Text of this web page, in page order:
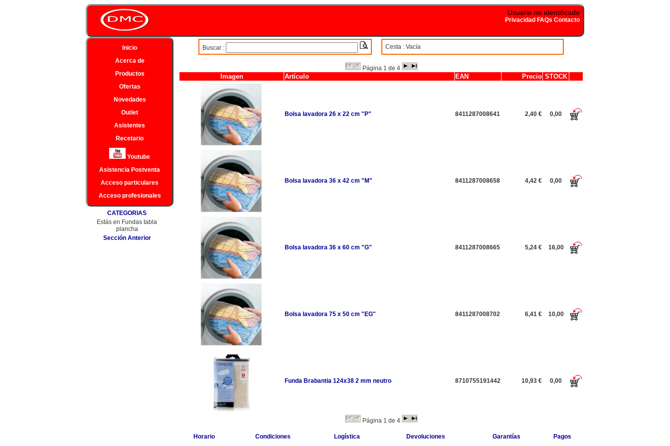
Usuario no identificado
Privacidad FAQs Contacto
Inicio
Acerca de
Productos
Ofertas
Novedades
Outlet
Asistentes
Recetario
Youtube
Asistencia Postventa
Acceso particulares
Acceso profesionales
CATEGORIAS
Estás en Fundas tabla
plancha
Sección Anterior
Buscar : Cesta : Vacía
Página 1 de 4
Imagen Artículo EAN Precio STOCK
Bolsa lavadora 26 x 22 cm "P" 8411287008641 2,40 € 0,00
Bolsa lavadora 36 x 42 cm "M" 8411287008658 4,42 € 0,00
Bolsa lavadora 36 x 60 cm "G" 8411287008665 5,24 € 16,00
Bolsa lavadora 75 x 50 cm "EG" 8411287008702 6,41 € 10,00
Funda Brabantia 124x38 2 mm neutro 8710755191442 10,93 € 0,00
Página 1 de 4
Horario Condiciones Logística Devoluciones Garantías Pagos